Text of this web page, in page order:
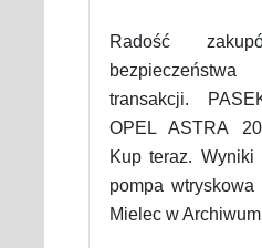
Radość
transakcji.
OPEL ASTRA
Kup teraz.
pompa
Mielec w